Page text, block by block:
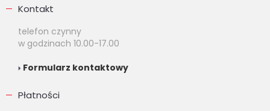
Kontakt
telefon czynny
w godzinach 10.00-17.00
Formularz kontaktowy
Płatności